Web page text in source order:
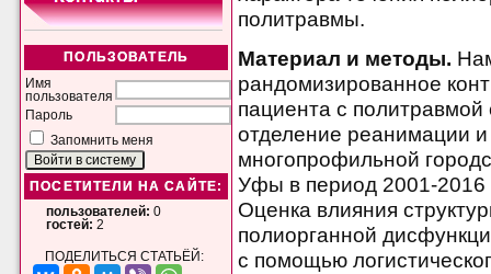
ПОЛЬЗОВАТЕЛЬ
Имя
пользователя
Пароль
Запомнить меня
ПОСЕТИТЕЛИ НА САЙТЕ:
пользователей: 0
гостей: 2
ПОДЕЛИТЬСЯ СТАТЬЁЙ:
политравмы.
Материал и методы.
рандомизированное
пациента с
отделение реанимации
многопрофильной
Уфы в период 2001-2016
Оценка влияния
полиорганной
с помощью